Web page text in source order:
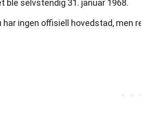
ble selvstendig 31. januar 1968.
har ingen offisiell hovedstad, men